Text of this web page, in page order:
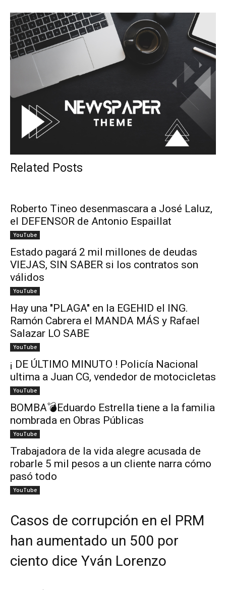
Related Posts
Roberto Tineo desenmascara a José Laluz,
el DEFENSOR de Antonio Espaillat
YouTube
Estado pagará 2 mil millones de deudas
VIEJAS, SIN SABER si los contratos son
válidos
YouTube
Hay una "PLAGA" en la EGEHID el ING.
Ramón Cabrera el MANDA MÁS y Rafael
Salazar LO SABE
YouTube
¡ DE ÚLTIMO MINUTO ! Policía Nacional
ultima a Juan CG, vendedor de motocicletas
YouTube
BOMBA💣Eduardo Estrella tiene a la familia
nombrada en Obras Públicas
YouTube
Trabajadora de la vida alegre acusada de
robarle 5 mil pesos a un cliente narra cómo
pasó todo
YouTube
Casos de corrupción en el PRM
han aumentado un 500 por
ciento dice Yván Lorenzo